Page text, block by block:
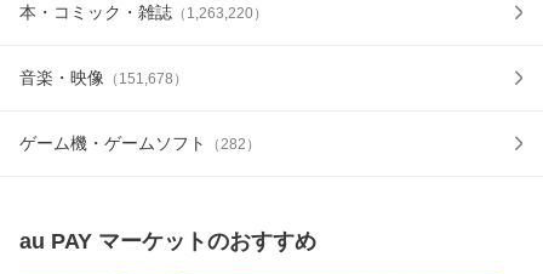
本・コミック・雑誌 （ 1,263,220）
音楽・映像 （ 151,678 ）
ゲーム機・ゲームソフト （282 ）
au PAY マーケットのおすすめ